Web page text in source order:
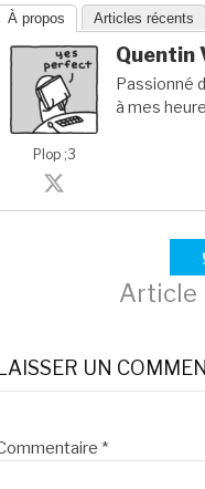
À propos Articles récents
Plop ;3
Quentin
Passionné
à mes
Article
LAISSER UN
*